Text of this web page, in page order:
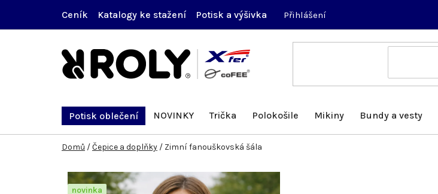
obsah
Ceník Katalogy ke stažení Potisk a výšivka Přihlášení
Potisk oblečení NOVINKY Trička Polokošile Mikiny Bundy a vesty
Domů /Čepice a doplňky / Zimní fanouškovská šála
novinka